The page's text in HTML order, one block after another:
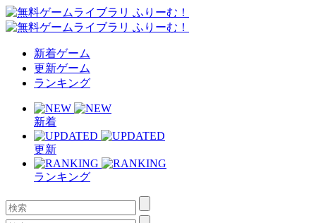
新着ゲーム
更新ゲーム
ランキング
新着
更新
ランキング